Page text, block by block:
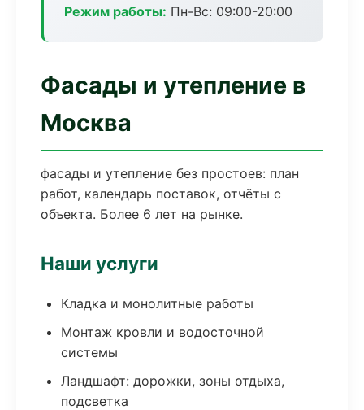
Режим работы: Пн-Вс: 09:00-20:00
Фасады и утепление в
Москва
фасады и утепление без простоев: план
работ, календарь поставок, отчёты с
объекта. Более 6 лет на рынке.
Наши услуги
Кладка и монолитные работы
Монтаж кровли и водосточной
системы
Ландшафт: дорожки, зоны отдыха,
подсветка